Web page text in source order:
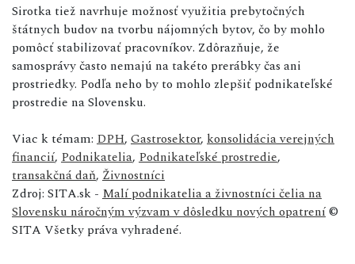
Sirotka tiež navrhuje možnosť využitia prebytočných
štátnych budov na tvorbu nájomných bytov, čo by mohlo
pomôcť stabilizovať pracovníkov. Zdôrazňuje, že
samosprávy často nemajú na takéto prerábky čas ani
prostriedky. Podľa neho by to mohlo zlepšiť podnikateľské
prostredie na Slovensku.
Viac k témam: DPH, Gastrosektor, konsolidácia verejných
financií, Podnikatelia, Podnikateľské prostredie,
transakčná daň, Živnostníci
Zdroj: SITA.sk - Malí podnikatelia a živnostníci čelia na
Slovensku náročným výzvam v dôsledku nových opatrení©
SITA Všetky práva vyhradené.